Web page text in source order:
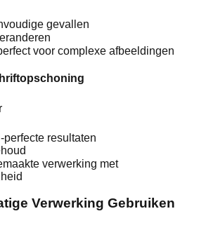
gevallen
voor complexe afbeeldingen
perfecte resultaten
verwerking met
Verwerking Gebruiken